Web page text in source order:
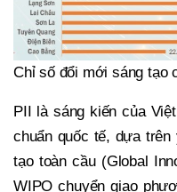
Chỉ số đổi mới sáng tạo
PII là sáng kiến của
chuẩn quốc tế, dựa
tạo toàn cầu (Global
WIPO chuyển giao